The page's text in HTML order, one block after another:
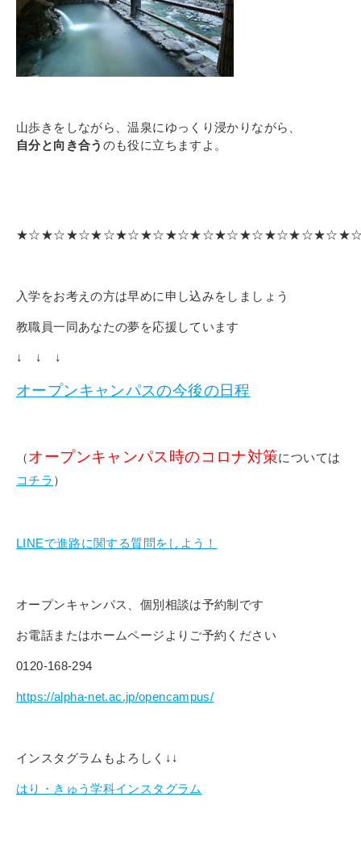
山歩きをしながら、温泉にゆっくり浸かりながら、
自分と向き合う のも役に立ちますよ。
入学をお考えの方は早めに申し込みをしましょう
教職員一同あなたの夢を応援しています
↓ ↓ ↓
オープンキャンパスの今後の日程
（オープンキャンパス時のコロナ対策については
コチラ ）
LINEで進路に関する質問をしよう！
オープンキャンパス、個別相談は予約制です
お電話またはホームページよりご予約ください
0120-168-294
https://alpha-net.ac.jp/opencampus/
インスタグラムもよろしく↓↓
はり・きゅう学科インスタグラム